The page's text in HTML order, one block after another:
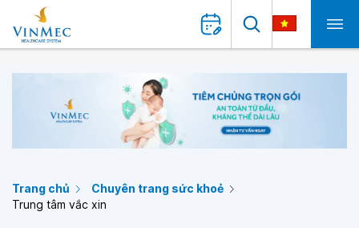
Trang chủ
Chuyên trang sức khoẻ
Trung tâm vắc xin